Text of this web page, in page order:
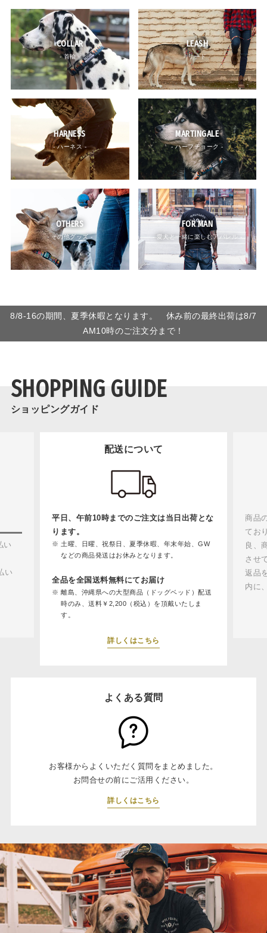
COLLAR
- 首輪 -
LEASH
- リード -
HARNESS
- ハーネス -
MARTINGALE
- ハーフチョーク -
OTHERS
- その他グッズ -
FOR MAN
- 愛犬と一緒に楽しむアパレル -
8/8-16の期間、夏季休暇となります。 休み前の最終出荷は8/7
AM10時のご注文分まで！
SHOPPING GUIDE
ショッピングガイド
い
い
配送について
平日、午前10時までのご注文は当日出荷とな
ります。
土曜、日曜、祝祭日、夏季休暇、年末年始、GW
などの商品発送はお休みとなります。
全品を全国送料無料にてお届け
離島、沖縄県への大型商品（ドッグベッド）配送
時のみ、送料￥2,200（税込）を頂戴いたしま
す。
詳しくはこちら
商品
てお
良、
させ
返品
内に
よくある質問
お客様からよくいただく質問をまとめました。
お問合せの前にご活用ください。
詳しくはこちら